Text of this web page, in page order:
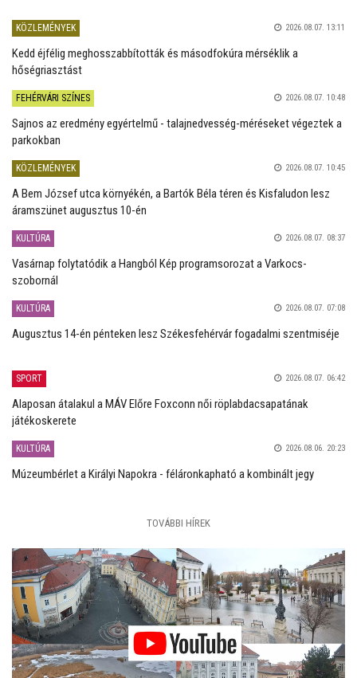
KÖZLEMÉNYEK 2026.08.07. 13:11
Kedd éjfélig meghosszabbították és másodfokúra mérséklik a
hőségriasztást
FEHÉRVÁRI SZÍNES 2026.08.07. 10:48
Sajnos az eredmény egyértelmű - talajnedvesség-méréseket végeztek a
parkokban
KÖZLEMÉNYEK 2026.08.07. 10:45
A Bem József utca környékén, a Bartók Béla téren és Kisfaludon lesz
áramszünet augusztus 10-én
KULTÚRA 2026.08.07. 08:37
Vasárnap folytatódik a Hangból Kép programsorozat a Varkocs-
szobornál
KULTÚRA 2026.08.07. 07:08
Augusztus 14-én pénteken lesz Székesfehérvár fogadalmi szentmiséje
SPORT 2026.08.07. 06:42
Alaposan átalakul a MÁV Előre Foxconn női röplabdacsapatának
játékoskerete
KULTÚRA 2026.08.06. 20:23
Múzeumbérlet a Királyi Napokra - féláronkapható a kombinált jegy
TOVÁBBI HÍREK